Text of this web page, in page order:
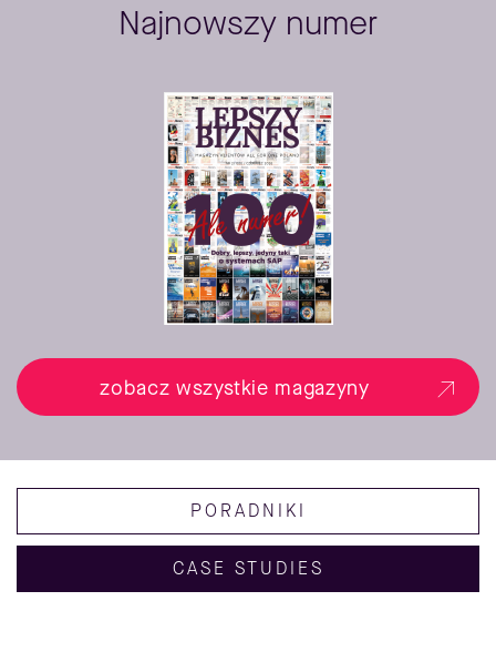
Najnowszy numer
zobacz wszystkie magazyny
PORADNIKI
CASE STUDIES